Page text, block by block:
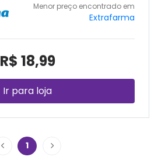
Menor preço encontrado em
Extrafarma
R$ 18,99
Ir para loja
1